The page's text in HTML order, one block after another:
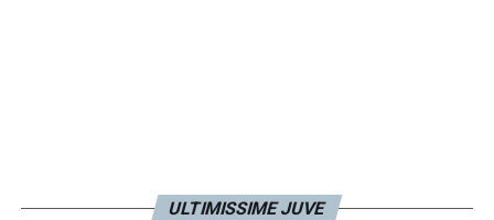
ULTIMISSIME JUVE